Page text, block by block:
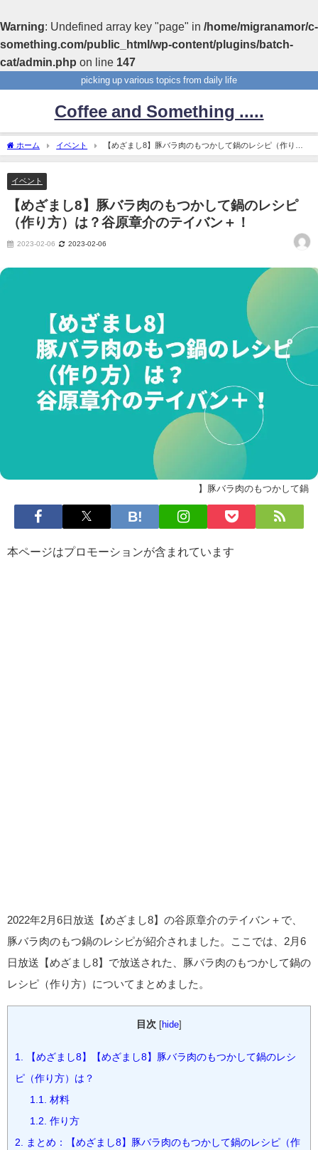
Warning: Undefined array key "page" in /home/migranamor/c-
something.com/public_html/wp-content/plugins/batch-
cat/admin.php on line 147
picking up various topics from daily life
Coffee and Something .....
ホーム イベント
【めざまし8】豚バラ肉のもつかして鍋のレシピ（作り
方）は？谷原章介のテイバン＋！
イベント
【めざまし8】豚バラ肉のもつかして鍋のレシピ
（作り方）は？谷原章介のテイバン＋！
2023-02-06 2023-02-06
】豚バラ肉のもつかして鍋
本ページはプロモーションが含まれています
2022年2月6日放送【めざまし8】の谷原章介のテイバン＋で、
豚バラ肉のもつ鍋のレシピが紹介されました。ここでは、2月6
日放送【めざまし8】で放送された、豚バラ肉のもつかして鍋の
レシピ（作り方）についてまとめました。
目次 hide
1. 【めざまし8】【めざまし8】豚バラ肉のもつかして鍋のレシ
ピ（作り方）は？
1.1. 材料
1.2. 作り方
2. まとめ：【めざまし8】豚バラ肉のもつかして鍋のレシピ（作